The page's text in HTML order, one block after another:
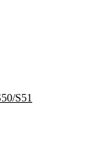
S51